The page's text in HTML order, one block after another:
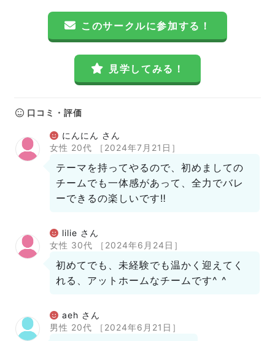
このサークルに参加する！
見学してみる！
口コミ・評価
にんにん さん
女性 20代
［2024年7月21日］
テーマを持ってやるので、初めましての
チームでも一体感があって、全力でバレ
ーできるの楽しいです‼️
lilie さん
女性 30代
［2024年6月24日］
初めてでも、未経験でも温かく迎えてく
れる、アットホームなチームです^ ^
aeh さん
男性 20代
［2024年6月21日］